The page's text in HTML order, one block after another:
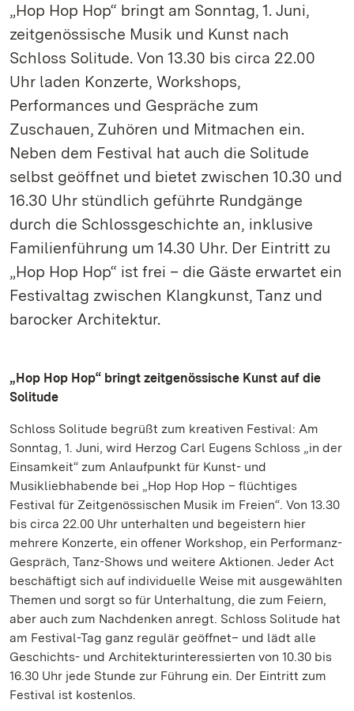
„Hop Hop Hop“ bringt am Sonntag, 1. Juni,
zeitgenössische Musik und Kunst nach
Schloss Solitude. Von 13.30 bis circa 22.00
Uhr laden Konzerte, Workshops,
Performances und Gespräche zum
Zuschauen, Zuhören und Mitmachen ein.
Neben dem Festival hat auch die Solitude
selbst geöffnet und bietet zwischen 10.30 und
16.30 Uhr stündlich geführte Rundgänge
durch die Schlossgeschichte an, inklusive
Familienführung um 14.30 Uhr. Der Eintritt zu
„Hop Hop Hop“ ist frei – die Gäste erwartet ein
Festivaltag zwischen Klangkunst, Tanz und
barocker Architektur.
„Hop Hop Hop“ bringt zeitgenössische Kunst auf die
Solitude
Schloss Solitude begrüßt zum kreativen Festival: Am
Sonntag, 1. Juni, wird Herzog Carl Eugens Schloss „in der
Einsamkeit“ zum Anlaufpunkt für Kunst- und
Musikliebhabende bei „Hop Hop Hop – flüchtiges
Festival für Zeitgenössischen Musik im Freien“. Von 13.30
bis circa 22.00 Uhr unterhalten und begeistern hier
mehrere Konzerte, ein offener Workshop, ein Performanz-
Gespräch, Tanz-Shows und weitere Aktionen. Jeder Act
beschäftigt sich auf individuelle Weise mit ausgewählten
Themen und sorgt so für Unterhaltung, die zum Feiern,
aber auch zum Nachdenken anregt. Schloss Solitude hat
am Festival-Tag ganz regulär geöffnet– und lädt alle
Geschichts- und Architekturinteressierten von 10.30 bis
16.30 Uhr jede Stunde zur Führung ein. Der Eintritt zum
Festival ist kostenlos.